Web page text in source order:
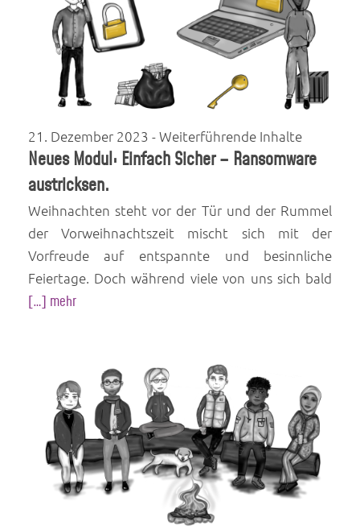
21. Dezember 2023 - Weiterführende Inhalte
Neues Modul: Einfach Sicher – Ransomware
austricksen.
Weihnachten steht vor der Tür und der Rummel
der Vorweihnachtszeit mischt sich mit der
Vorfreude auf entspannte und besinnliche
Feiertage. Doch während viele von uns sich bald
[…] mehr